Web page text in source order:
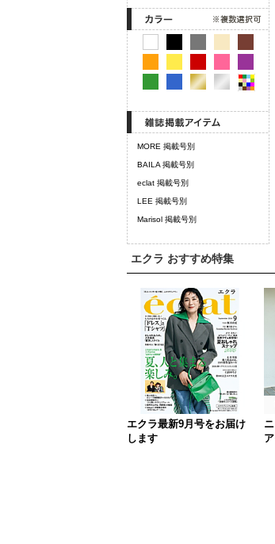
MORE 掲載号別
BAILA 掲載号別
eclat 掲載号別
LEE 掲載号別
Marisol 掲載号別
エクラ おすすめ特集
エクラ最新9月号をお届け
します